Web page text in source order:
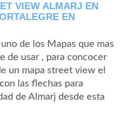
VIEW ALMARJ EN
EN
de los Mapas que mas
de usar , para concocer
un mapa street view el
las flechas para
de Almarj desde esta